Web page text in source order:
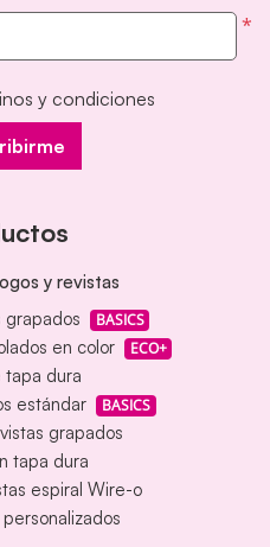
*
y condiciones
y revistas
grapados
BASICS
en color ECO+
tapa dura
estándar
BASICS
grapados
tapa dura
espiral Wire-o